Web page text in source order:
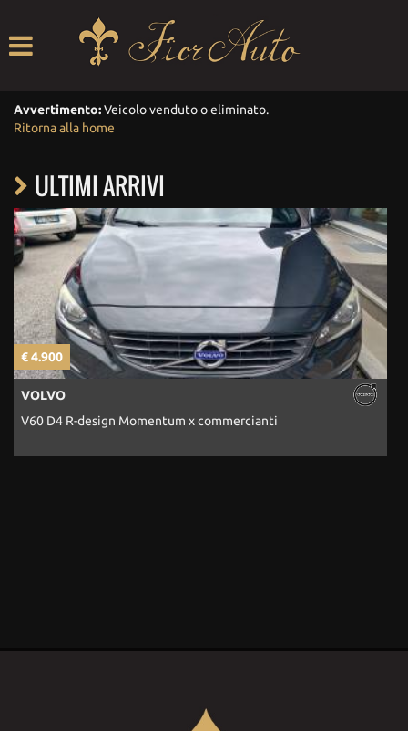
ACQUISTIAMO USATO
ASSISTENZA
CONTRIBUTI
CONTATTI
Avvertimento:Veicolo venduto o eliminato.
Ritorna alla home
ULTIMI ARRIVI
€ 21.500
VOLKSWAGEN
Passat 2.0 TDI SCR 190 CV 4MOTION DSG Executive BMT